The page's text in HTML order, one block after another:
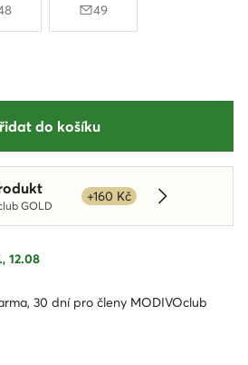
49
do košíku
GOLD
+160 Kč
Dowiedz się
12.08
30 dní pro členy MODIVOclub